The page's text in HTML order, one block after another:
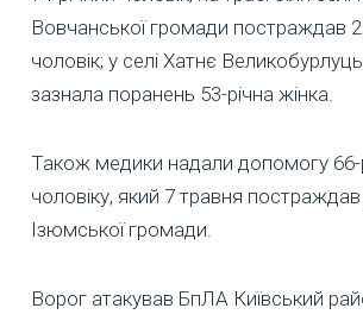
Вовчанської громади постраждав
чоловік; у селі Хатнє
зазнала поранень 53-річна жінка.
Також медики надали допомогу 66-
чоловіку, який 7 травня постраждав
Ізюмської громади.
Ворог атакував БпЛА Київський